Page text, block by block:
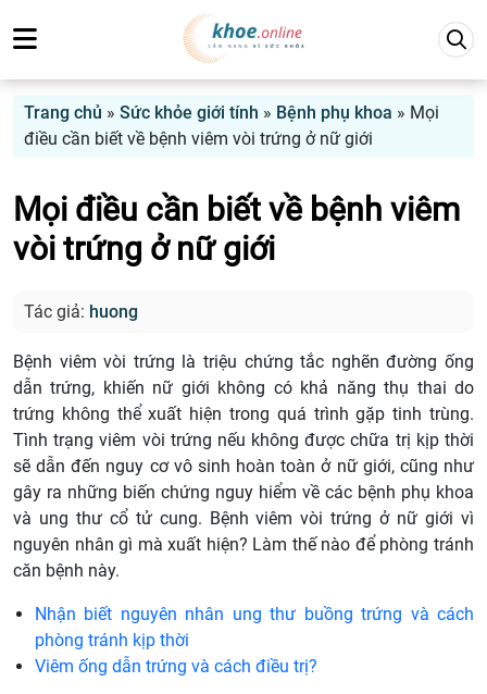
Trang chủ » Sức khỏe giới tính » Bệnh phụ khoa » Mọi
điều cần biết về bệnh viêm vòi trứng ở nữ giới
Mọi điều cần biết về bệnh viêm
vòi trứng ở nữ giới
Tác giả: huong
Bệnh viêm vòi trứng là triệu chứng tắc nghẽn đường ống
dẫn trứng, khiến nữ giới không có khả năng thụ thai do
trứng không thể xuất hiện trong quá trình gặp tinh trùng.
Tình trạng viêm vòi trứng nếu không được chữa trị kịp thời
sẽ dẫn đến nguy cơ vô sinh hoàn toàn ở nữ giới, cũng như
gây ra những biến chứng nguy hiểm về các bệnh phụ khoa
và ung thư cổ tử cung. Bệnh viêm vòi trứng ở nữ giới vì
nguyên nhân gì mà xuất hiện? Làm thế nào để phòng tránh
căn bệnh này.
Nhận biết nguyên nhân ung thư buồng trứng và cách
phòng tránh kịp thời
Viêm ống dẫn trứng và cách điều trị?